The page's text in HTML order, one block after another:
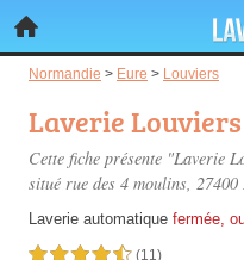
Normandie > Eure > Louviers
Laverie
Cette fiche présente "Laverie
situé rue des 4 moulins, 27400
Laverie automatique fermée,
4,5 étoiles sur 5 (11)